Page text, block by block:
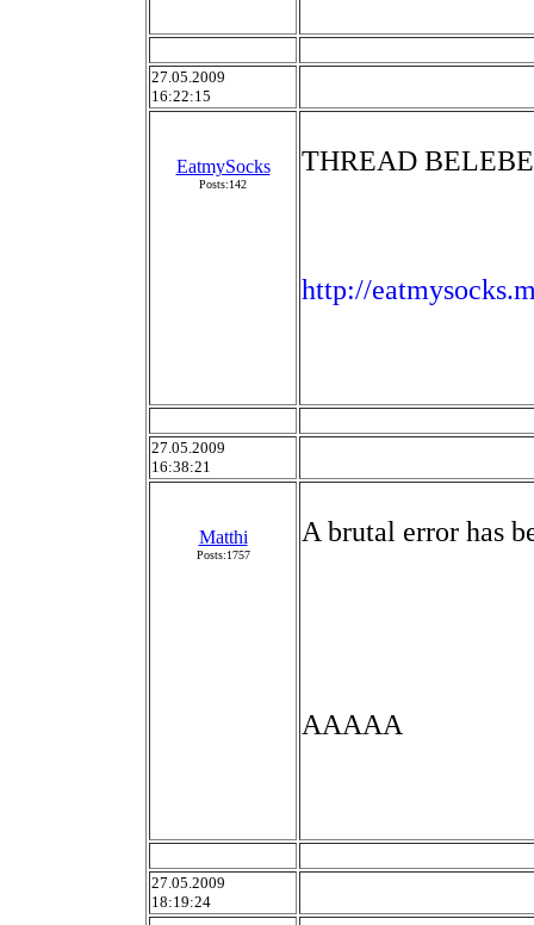
27.05.2009
16:22:15
EatmySocks
Posts:142
THREAD
http://
27.05.2009
16:38:21
Matthi
Posts:1757
A brutal error has
AAAAA
27.05.2009
18:19:24